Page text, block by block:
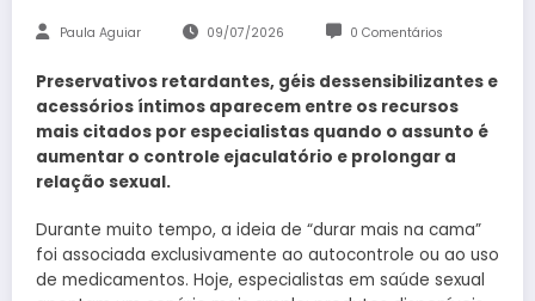
Paula Aguiar 09/07/2026 0 Comentários
Preservativos retardantes, géis dessensibilizantes e
acessórios íntimos aparecem entre os recursos
mais citados por especialistas quando o assunto é
aumentar o controle ejaculatório e prolongar a
relação sexual.
Durante muito tempo, a ideia de “durar mais na cama”
foi associada exclusivamente ao autocontrole ou ao uso
de medicamentos. Hoje, especialistas em saúde sexual